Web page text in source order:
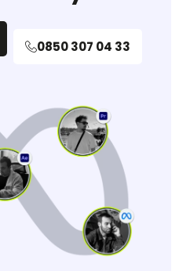
0850 307 04 33